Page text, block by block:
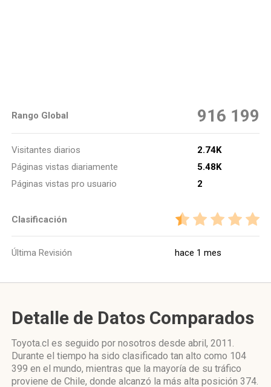
Rango Global 916 199
Visitantes diarios
2.74K
Páginas vistas diariamente
5.48K
Páginas vistas pro usuario
2
Clasificación
Última Revisión hace 1 mes
Detalle de Datos Comparados
Toyota.cl es seguido por nosotros desde abril, 2011.
Durante el tiempo ha sido clasificado tan alto como 104
399 en el mundo, mientras que la mayoría de su tráfico
proviene de Chile, donde alcanzó la más alta posición 374.